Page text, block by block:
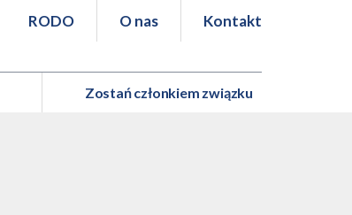
RODO O nas Kontakt
Zostań członkiem związku